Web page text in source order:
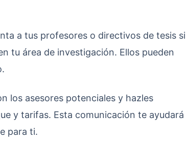
a tus profesores o directivos de tesis si
tu área de investigación. Ellos pueden
los asesores potenciales y hazles
y tarifas. Esta comunicación te ayudará
para ti.